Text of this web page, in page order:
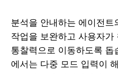
분석을 안내하는 에이전트
작업을 보완하고 사용자가
통찰력으로 이동하도록 돕
에서는 다중 모드 입력이